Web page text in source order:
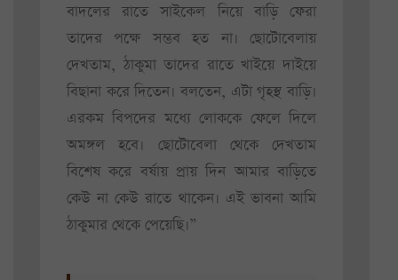
বাদলের রাতে সাইকেল নিয়ে বাড়ি ফেরা
তাদের পক্ষে সম্ভব হত না। ছোটোবেলায়
দেখতাম, ঠাকুমা তাদের রাতে খাইয়ে দাইয়ে
বিছানা করে দিতেন। বলতেন, এটা গৃহস্থ বাড়ি।
এরকম বিপদের মধ্যে লোককে ফেলে দিলে
অমঙ্গল হবে। ছোটোবেলা থেকে দেখতাম
বিশেষ করে বর্ষায় প্রায় দিন আমার বাড়িতে
কেউ না কেউ রাতে থাকেন। এই ভাবনা আমি
ঠাকুমার থেকে পেয়েছি।”